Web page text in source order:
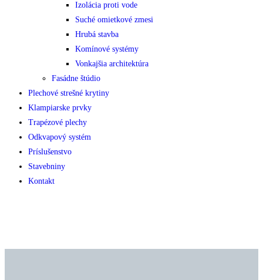
Izolácia proti vode
Suché omietkové zmesi
Hrubá stavba
Komínové systémy
Vonkajšia architektúra
Fasádne štúdio
Plechové strešné krytiny
Klampiarske prvky
Trapézové plechy
Odkvapový systém
Príslušenstvo
Stavebniny
Kontakt